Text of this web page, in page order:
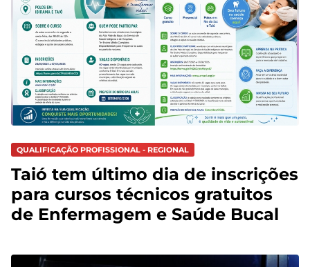
QUALIFICAÇÃO PROFISSIONAL - REGIONAL
Taió tem último dia de inscrições
para cursos técnicos gratuitos
de Enfermagem e Saúde Bucal